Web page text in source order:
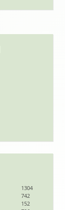
1304
742
152